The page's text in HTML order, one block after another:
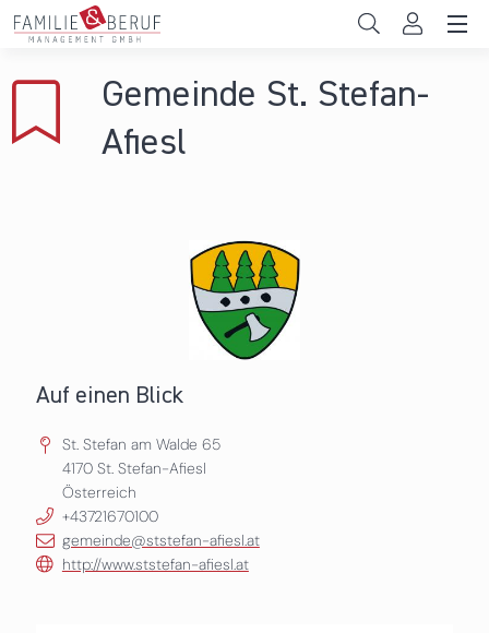
Direkt zum Inhalt
Gemeinden
Gemeinde St. Stefan-
Afiesl
Auf einen Blick
St. Stefan am Walde 65
4170 St. Stefan-Afiesl
Österreich
+43721670100
gemeinde@ststefan-afiesl.at
http://www.ststefan-afiesl.at